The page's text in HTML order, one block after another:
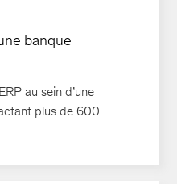
banque
au sein d’une
plus de 600